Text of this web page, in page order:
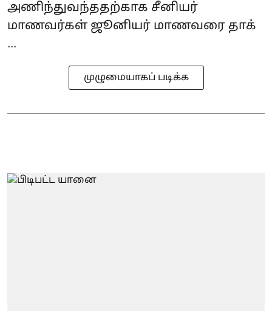
அணிந்துவந்ததற்காக சீனியர்
மாணவர்கள் ஜூனியர் மாணவரை தாக்
...
முழுமையாகப் படிக்க